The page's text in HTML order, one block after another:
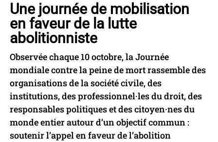
Une journée de mobilisation
en faveur de la lutte
abolitionniste
Observée chaque 10 octobre, la Journée
mondiale contre la peine de mort rassemble des
organisations de la société civile, des
institutions, des professionnel·les du droit, des
responsables politiques et des citoyen·nes du
monde entier autour d’un objectif commun :
soutenir l’appel en faveur de l’abolition